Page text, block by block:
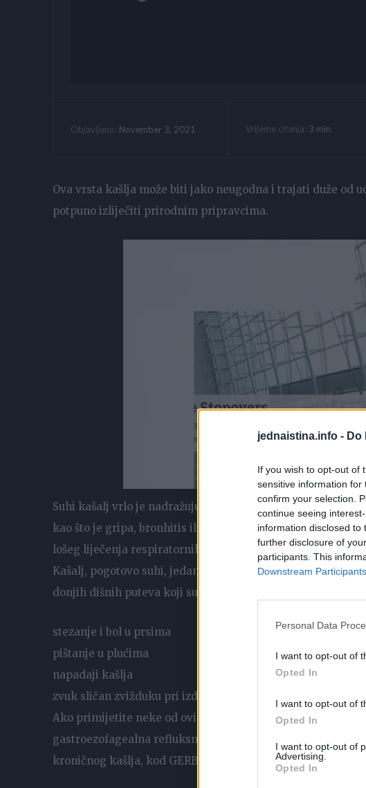
jednaistina.info - Do
If you wish to opt-out of
sensitive information
confirm your selection.
continue seeing
information disclosed
further disclosure of
participants. This
Downstream Participants
Personal Data
I want to opt-out of
Opted In
I want to opt-out of
Opted In
I want to opt-out of
Advertising.
Opted In
Objavljeno: November 3, 2021 Vrijeme citanja: 3 min.
Ova vrsta kašlja može biti jako neugodna i trajati duže od
potpuno izliječiti prirodnim pripravcima.
Suhi kašalj vrlo je nadražujuć i iscrpljuje bolesnika, a
kao što je gripa, bronhitis ili hripavac. Osim toga, mogu
lošeg liječenja respiratornih bolesti.
Kašalj, pogotovo suhi, jedan je od najčešćih simptoma
donjih dišnih puteva koji su suženi i zbog toga je disanje
stezanje i bol u prsima
pištanje u plućima
napadaji kašlja
zvuk sličan zvižduku pri izdisaju
Ako primijetite neke od ovih simptoma, odmah se obratite
gastroezofagealna refluksna bolest (GERB) kod koje se
kroničnog kašlja, kod GERB-a se pojavljuju i: